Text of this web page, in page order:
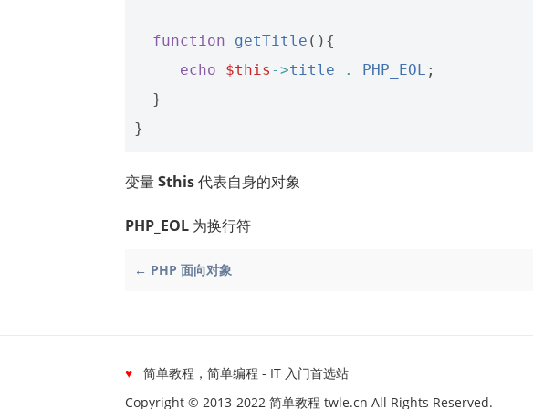
function getTitle (){
echo
$this ->title . PHP_EOL ;
}
}
变量$this代表自身的对象
PHP_EOL 为换行符
← PHP 面向对象
♥ 简单教程，简单编程 - IT 入门首选站
Copyright © 2013-2022 简单教程 twle.cn All Rights Reserved.